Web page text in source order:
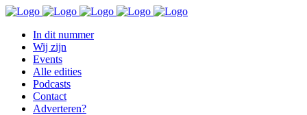
In dit nummer
Wij zijn
Events
Alle edities
Podcasts
Contact
Adverteren?